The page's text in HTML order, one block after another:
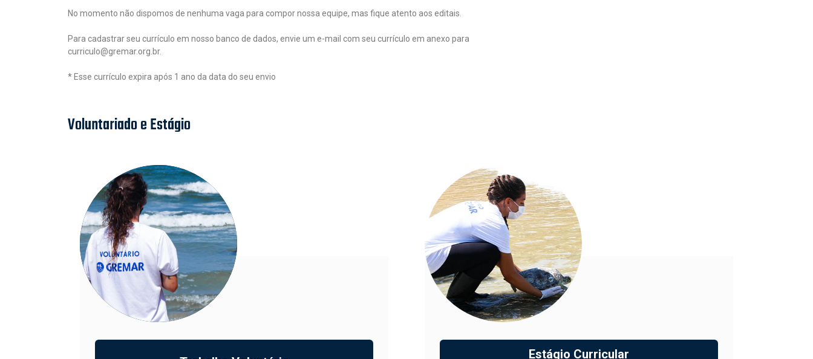
No momento não dispomos de nenhuma vaga para compor nossa equipe, mas fique atento aos editais.
Para cadastrar seu currículo em nosso banco de dados, envie um e-mail com seu currículo em anexo para
curriculo@gremar.org.br.
* Esse currículo expira após 1 ano da data do seu envio
Voluntariado e Estágio
Estágio Curricular